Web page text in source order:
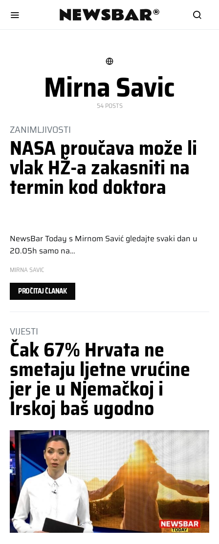
Mirna Savic
54 POSTS
ZANIMLJIVOSTI
NASA proučava može li
vlak HŽ-a zakasniti na
termin kod doktora
NewsBar Today s Mirnom Savić gledajte svaki dan u
20.05h samo na…
MIRNA SAVIC
PROČITAJ ČLANAK
VIJESTI
Čak 67% Hrvata ne
smetaju ljetne vrućine
jer je u Njemačkoj i
Irskoj baš ugodno